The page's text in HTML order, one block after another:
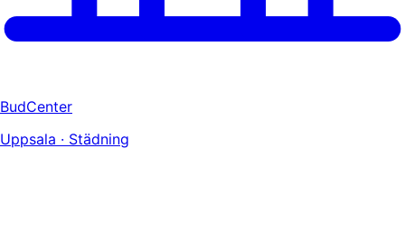
BudCenter
Uppsala · Städning